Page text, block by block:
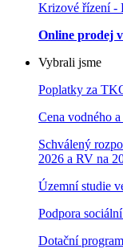
Krizové řízení -
Online prodej
Vybrali jsme
Poplatky za
Cena vodného
Schválený
2026 a RV na
Územní studie
Podpora
Dotační